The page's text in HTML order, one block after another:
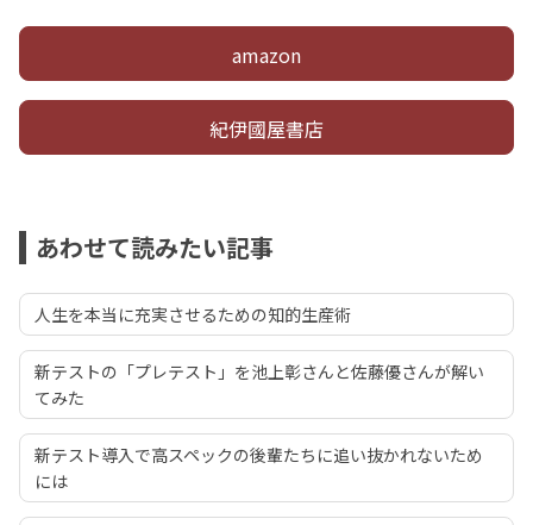
amazon
紀伊國屋書店
あわせて読みたい記事
人生を本当に充実させるための知的生産術
新テストの「プレテスト」を池上彰さんと佐藤優さんが解い
てみた
新テスト導入で高スペックの後輩たちに追い抜かれないため
には